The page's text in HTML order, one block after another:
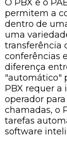
O PBX e o
permitem a
dentro de
uma
transferência
conferências
diferença
"automático"
PBX requer
operador
chamadas, o
tarefas
software